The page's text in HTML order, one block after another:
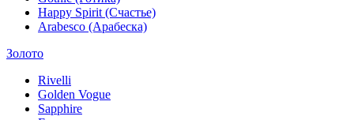
Happy Spirit (Счастье)
Arabesco (Арабеска)
Золото
Rivelli
Golden Vogue
Sapphire